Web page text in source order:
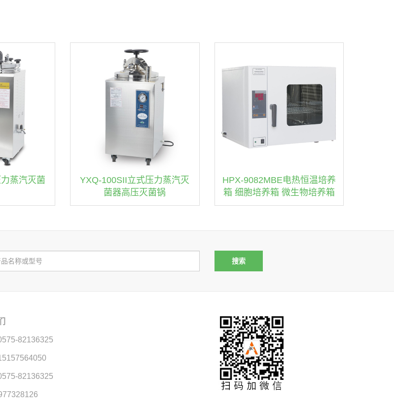
蒸汽灭菌
YXQ-100SII立式压力蒸汽灭
菌器高压灭菌锅
HPX-9082MBE电热恒温培养
箱 细胞培养箱 微生物培养箱
82136325
82136325